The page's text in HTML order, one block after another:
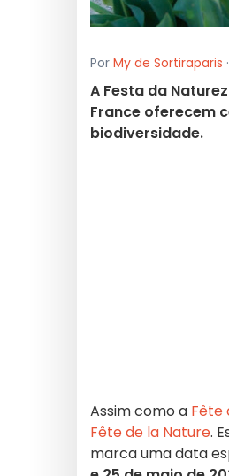
Por My de Sortiraparis
A Festa da
France oferecem
biodiversidade.
Assim como a Fête
Fête de la Nature.
marca uma data